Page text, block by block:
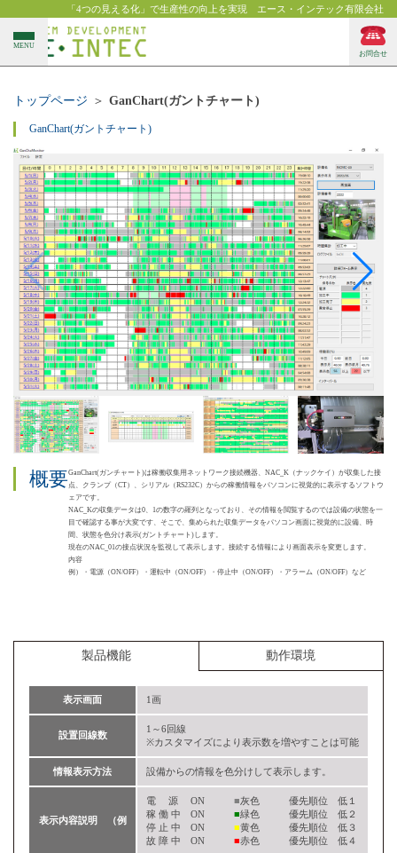
「4つの見える化」で生産性の向上を実現 エース・インテック有限会社
MENU
お問合せ
トップページ GanChart(ガントチャート)
GanChart(ガントチャート)
概要GanChart(ガンチャート)は稼働収集用ネットワーク接続機器、NAC_K（ナックケイ）が収集した接
点、クランプ（CT）、シリアル（RS232C）からの稼働情報をパソコンに視覚的に表示するソフトウ
ェアです。
NAC_Kの収集データは0、1の数字の羅列となっており、その情報を閲覧するのでは設備の状態を一
目で確認する事が大変です、そこで、集められた収集データをパソコン画面に視覚的に設備、時
間、状態を色分け表示(ガントチャート)します。
現在のNAC_01の接点状況を監視して表示します。接続する情報により画面表示を変更します。
内容
例）・電源（ON/OFF）・運転中（ON/OFF）・停止中（ON/OFF）・アラーム（ON/OFF）など
製品機能 動作環境
表示画面 1画
設置回線数
1～6回線
※カスタマイズにより表示数を増やすことは可能
情報表示方法 設備からの情報を色分けして表示します。
表示内容説明 （例
電 源 ON ■灰色 優先順位 低１
稼 働 中 ON ■緑色 優先順位 低２
停 止 中 ON ■黄色 優先順位 低３
故 障 中 ON ■赤色 優先順位 低４